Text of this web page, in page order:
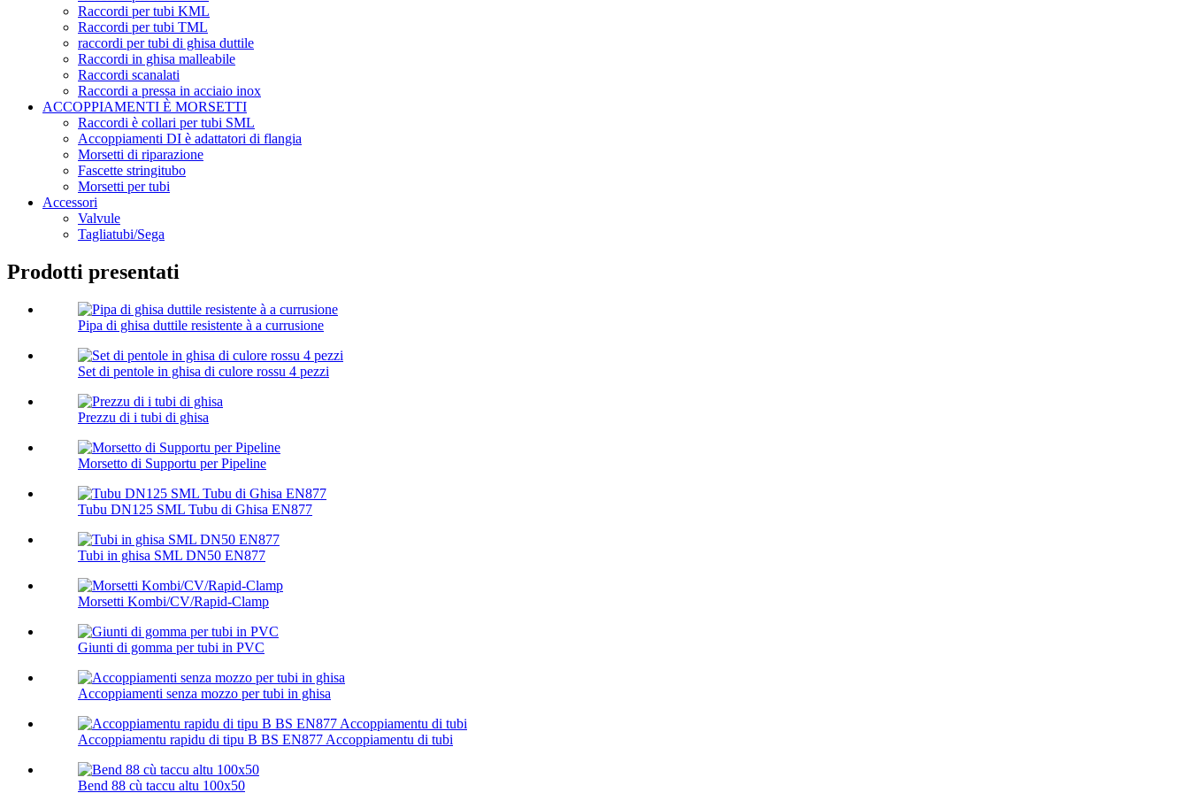
Raccordi per tubi KML
Raccordi per tubi TML
raccordi per tubi di ghisa duttile
Raccordi in ghisa malleabile
Raccordi scanalati
Raccordi a pressa in acciaio inox
ACCOPPIAMENTI È MORSETTI
Raccordi è collari per tubi SML
Accoppiamenti DI è adattatori di flangia
Morsetti di riparazione
Fascette stringitubo
Morsetti per tubi
Accessori
Valvule
Tagliatubi/Sega
Prodotti presentati
Pipa di ghisa duttile resistente à a currusione
Set di pentole in ghisa di culore rossu 4 pezzi
Prezzu di i tubi di ghisa
Morsetto di Supportu per Pipeline
Tubu DN125 SML Tubu di Ghisa EN877
Tubi in ghisa SML DN50 EN877
Morsetti Kombi/CV/Rapid-Clamp
Giunti di gomma per tubi in PVC
Accoppiamenti senza mozzo per tubi in ghisa
Accoppiamentu rapidu di tipu B BS EN877 Accoppiamentu di tubi
Bend 88 cù taccu altu 100х50